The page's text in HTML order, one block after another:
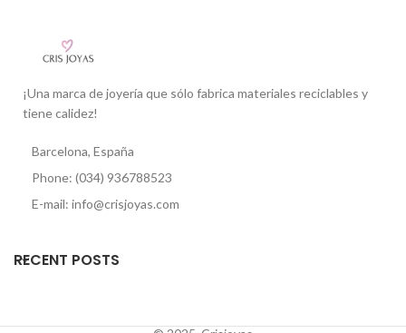
¡Una marca de joyería que sólo fabrica materiales reciclables y
tiene calidez!
Barcelona, España
Phone: (034) 936788523
E-mail: info@crisjoyas.com
RECENT POSTS